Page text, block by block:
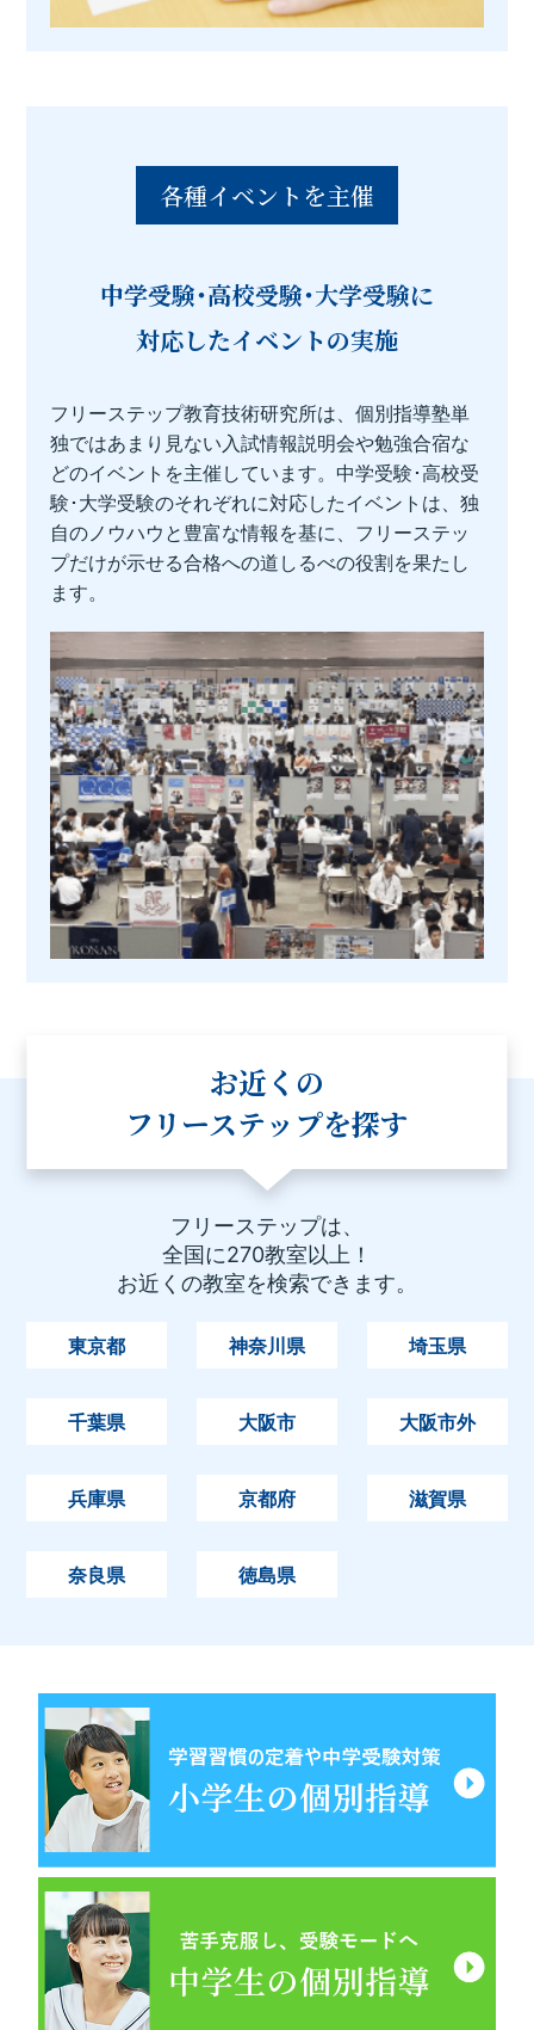
各種イベントを主催
中学受験･高校受験･大学受験に
対応したイベントの実施
フリーステップ教育技術研究所は、個別指導塾単
独ではあまり見ない入試情報説明会や勉強合宿な
どのイベントを主催しています。中学受験･高校受
験･大学受験のそれぞれに対応したイベントは、独
自のノウハウと豊富な情報を基に、フリーステッ
プだけが示せる合格への道しるべの役割を果たし
ます。
お近くの
フリーステップを探す
フリーステップは、
全国に270教室以上！
お近くの教室を検索できます。
東京都 神奈川県 埼玉県
千葉県 大阪市 大阪市外
兵庫県 京都府 滋賀県
奈良県 徳島県